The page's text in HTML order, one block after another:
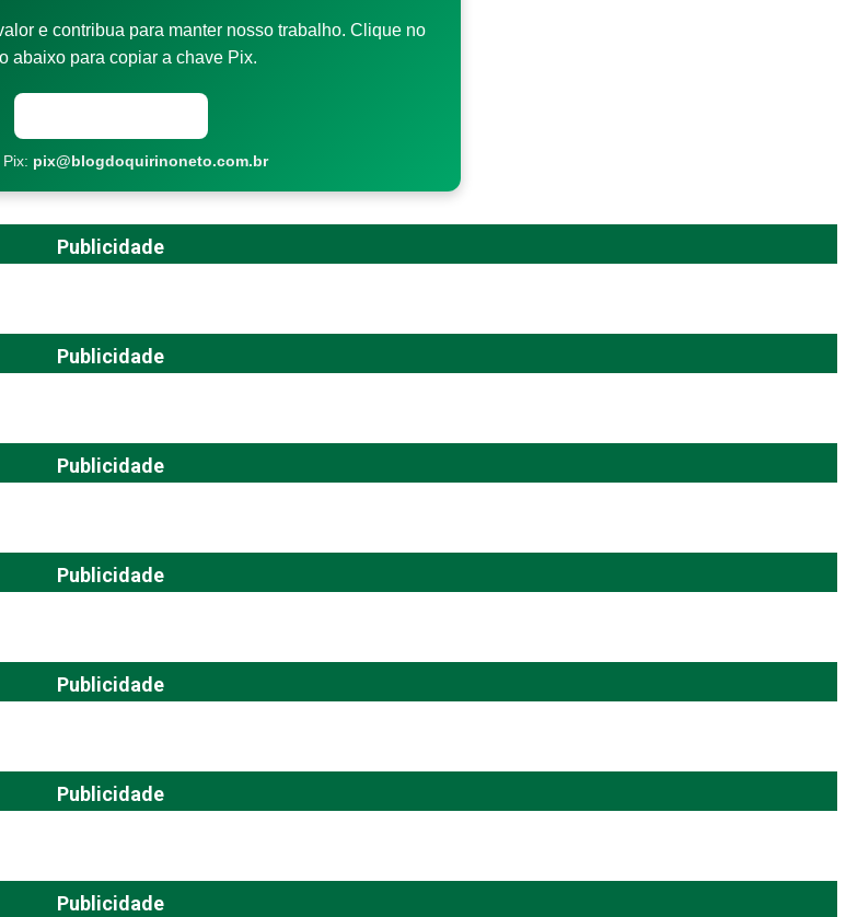
e contribua para manter nosso trabalho. Clique no
abaixo para copiar a chave Pix.
pix@blogdoquirinoneto.com.br
Publicidade
Publicidade
Publicidade
Publicidade
Publicidade
Publicidade
Publicidade